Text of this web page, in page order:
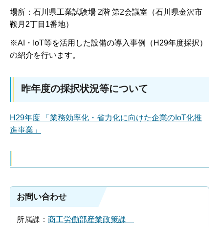
場所：石川県工業試験場 2階 第2会議室（石川県金沢市
鞍月2丁目1番地）
※AI・IoT等を活用した設備の導入事例（H29年度採択）
の紹介を行います。
昨年度の採択状況等について
H29年度 「業務効率化・省力化に向けた企業のIoT化推
進事業」
お問い合わせ
所属課： 商工労働部産業政策課